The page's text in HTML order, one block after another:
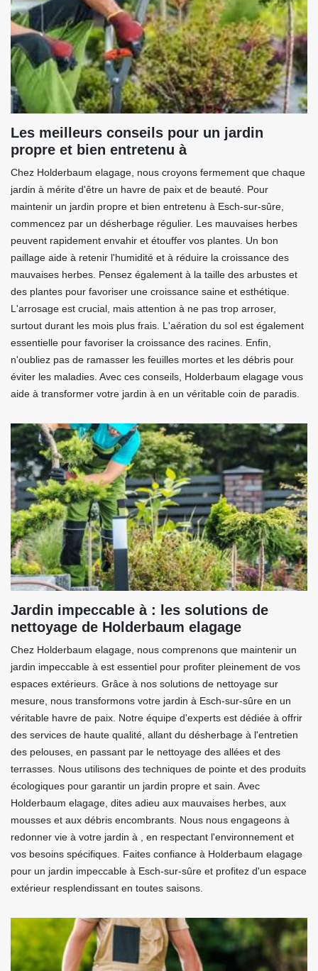
Les meilleurs conseils pour un jardin
propre et bien entretenu à
Chez Holderbaum elagage, nous croyons fermement que chaque
jardin à mérite d'être un havre de paix et de beauté. Pour
maintenir un jardin propre et bien entretenu à Esch-sur-sûre,
commencez par un désherbage régulier. Les mauvaises herbes
peuvent rapidement envahir et étouffer vos plantes. Un bon
paillage aide à retenir l'humidité et à réduire la croissance des
mauvaises herbes. Pensez également à la taille des arbustes et
des plantes pour favoriser une croissance saine et esthétique.
L'arrosage est crucial, mais attention à ne pas trop arroser,
surtout durant les mois plus frais. L'aération du sol est également
essentielle pour favoriser la croissance des racines. Enfin,
n'oubliez pas de ramasser les feuilles mortes et les débris pour
éviter les maladies. Avec ces conseils, Holderbaum elagage vous
aide à transformer votre jardin à en un véritable coin de paradis.
Jardin impeccable à : les solutions de
nettoyage de Holderbaum elagage
Chez Holderbaum elagage, nous comprenons que maintenir un
jardin impeccable à est essentiel pour profiter pleinement de vos
espaces extérieurs. Grâce à nos solutions de nettoyage sur
mesure, nous transformons votre jardin à Esch-sur-sûre en un
véritable havre de paix. Notre équipe d'experts est dédiée à offrir
des services de haute qualité, allant du désherbage à l'entretien
des pelouses, en passant par le nettoyage des allées et des
terrasses. Nous utilisons des techniques de pointe et des produits
écologiques pour garantir un jardin propre et sain. Avec
Holderbaum elagage, dites adieu aux mauvaises herbes, aux
mousses et aux débris encombrants. Nous nous engageons à
redonner vie à votre jardin à , en respectant l'environnement et
vos besoins spécifiques. Faites confiance à Holderbaum elagage
pour un jardin impeccable à Esch-sur-sûre et profitez d'un espace
extérieur resplendissant en toutes saisons.